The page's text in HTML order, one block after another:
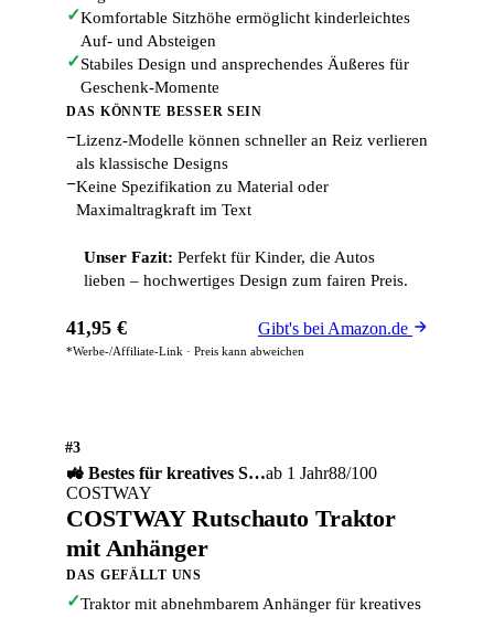
✓Komfortable Sitzhöhe ermöglicht kinderleichtes
Auf- und Absteigen
✓Stabiles Design und ansprechendes Äußeres für
Geschenk-Momente
DAS KÖNNTE BESSER SEIN
−Lizenz-Modelle können schneller an Reiz verlieren
als klassische Designs
−Keine Spezifikation zu Material oder
Maximaltragkraft im Text
Unser Fazit: Perfekt für Kinder, die Autos
lieben – hochwertiges Design zum fairen Preis.
41,95 € Gibt's bei Amazon.de
*Werbe-/Affiliate-Link · Preis kann abweichen
#3
🚜 Bestes für kreatives S…ab 1 Jahr88/100
COSTWAY
COSTWAY Rutschauto Traktor
mit Anhänger
DAS GEFÄLLT UNS
✓Traktor mit abnehmbarem Anhänger für kreatives